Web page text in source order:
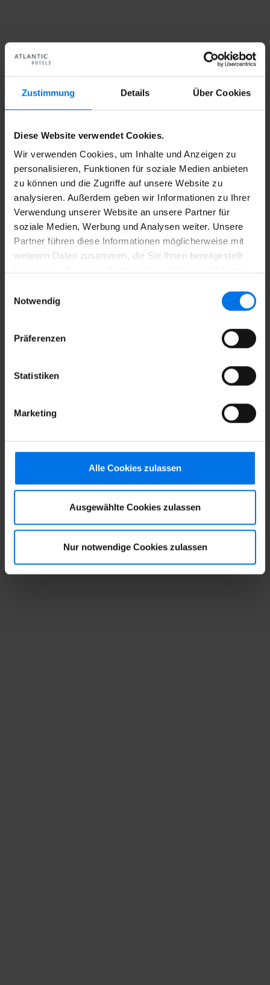
Zustimmung Details Über Cookies
Diese Website verwendet Cookies.
Wir verwenden Cookies, um Inhalte und Anzeigen zu
personalisieren, Funktionen für soziale Medien anbieten
zu können und die Zugriffe auf unsere Website zu
analysieren. Außerdem geben wir Informationen zu Ihrer
Verwendung unserer Website an unsere Partner für
soziale Medien, Werbung und Analysen weiter. Unsere
Partner führen diese Informationen möglicherweise mit
weiteren Daten zusammen, die Sie Ihnen bereitgestellt
Notwendig
Präferenzen
Statistiken
Marketing
Alle Cookies zulassen
Ausgewählte Cookies zulassen
Nur notwendige Cookies zulassen